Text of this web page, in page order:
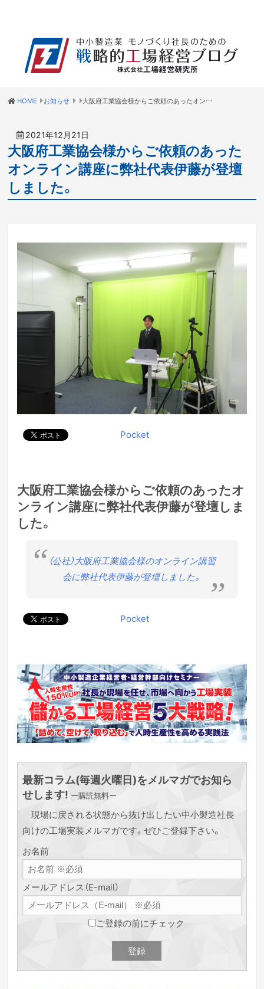
HOME お知らせ 大阪府工業協会様からご依頼のあったオンライン講座に弊社代表伊藤が登壇しました。
2021年12月21日
大阪府工業協会様からご依頼のあった
オンライン講座に弊社代表伊藤が登壇
しました。
Pocket
大阪府工業協会様からご依頼のあったオ
ンライン講座に弊社代表伊藤が登壇しま
した。
（公社）大阪府工業協会様のオンライン講習
会に弊社代表伊藤が登壇しました。
Pocket
最新コラム(毎週火曜日)をメルマガでお知ら
せします! ー購読無料ー
現場に戻される状態から抜け出したい中小製造社長
向けの工場実装メルマガです。ぜひご登録下さい。
お名前
メールアドレス（E-mail）
ご登録の前にチェック